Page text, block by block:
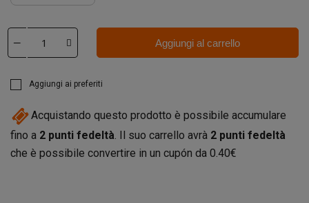
Aggiungi al carrello
Aggiungi ai preferiti
Acquistando questo prodotto è possibile accumulare
fino a 2 punti fedeltà. Il suo carrello avrà 2 punti fedeltà
che è possibile convertire in un cupón da 0.40€